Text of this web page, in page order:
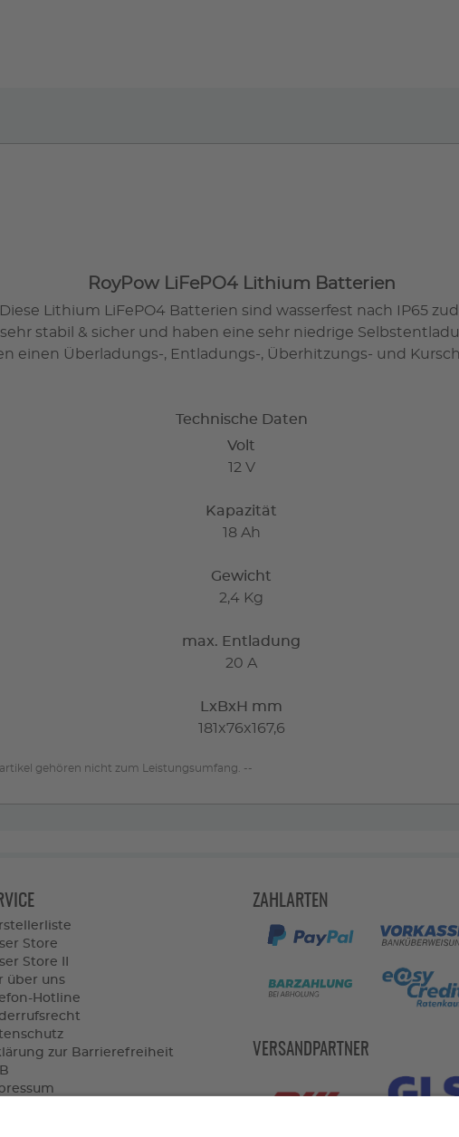
RoyPow LiFePO4 Lithium Batterien
Diese Lithium LiFePO4 Batterien sind wasserfest nach IP65
sehr stabil & sicher und haben eine sehr niedrige
einen Überladungs-, Entladungs-, Überhitzungs- und
Technische Daten
Volt
12 V
Kapazität
18 Ah
Gewicht
2,4 Kg
max. Entladung
20 A
LxBxH mm
181x76x167,6
gehören nicht zum Leistungsumfang. --
Store
Store II
über uns
Hotline
zur Barrierefreiheit
ZAHLARTEN
VERSANDPARTNER